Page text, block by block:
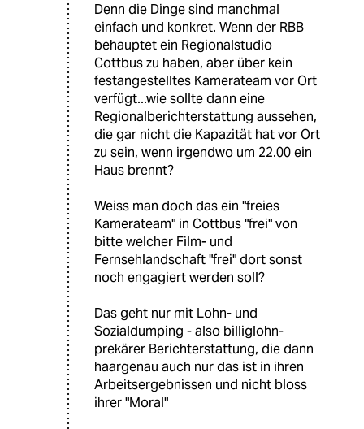
Denn die Dinge sind manchmal
einfach und konkret. Wenn der RBB
behauptet ein Regionalstudio
Cottbus zu haben, aber über kein
festangestelltes Kamerateam vor Ort
verfügt...wie sollte dann eine
Regionalberichterstattung aussehen,
die gar nicht die Kapazität hat vor Ort
zu sein, wenn irgendwo um 22.00 ein
Haus brennt?
Weiss man doch das ein "freies
Kamerateam" in Cottbus "frei" von
bitte welcher Film- und
Fernsehlandschaft "frei" dort sonst
noch engagiert werden soll?
Das geht nur mit Lohn- und
Sozialdumping - also billiglohn-
prekärer Berichterstattung, die dann
haargenau auch nur das ist in ihren
Arbeitsergebnissen und nicht bloss
ihrer "Moral"